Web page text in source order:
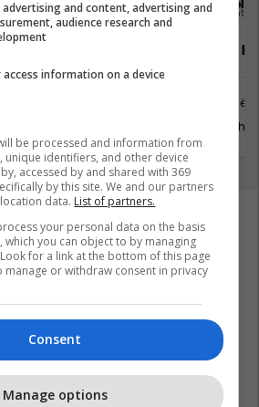
Ltd
Property
Prishtinë
29 Gusht
advertising and content, advertising and
audience research and
information on a device
be processed and information from
unique identifiers, and other device
accessed by and shared with 369
by this site. We and our partners
data. List of partners.
your personal data on the basis
which you can object to by managing
for a link at the bottom of this page
manage or withdraw consent in privacy
Consent
Manage options